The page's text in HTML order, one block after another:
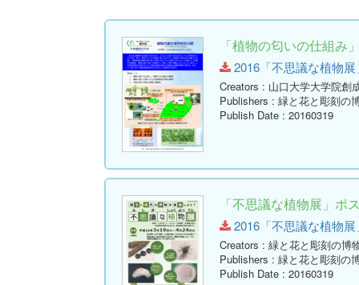
「植物の匂いの仕組み
2016「不思議な植物
Creators : 山口大学大学院
Publishers : 緑と花と彫刻の
Publish Date : 20160319
「不思議な植物展」ポ
2016「不思議な植物
Creators : 緑と花と彫刻の博
Publishers : 緑と花と彫刻の
Publish Date : 20160319